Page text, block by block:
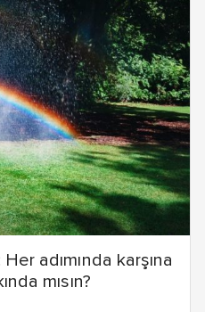
adımında karşına
mısın?